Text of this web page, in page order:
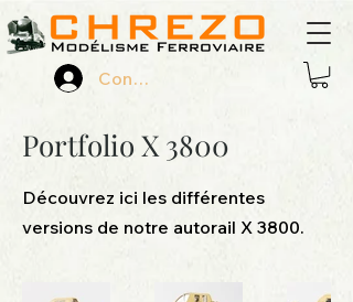
Connexion
Portfolio X 3800
Découvrez ici les différentes
versions de notre autorail X 3800.